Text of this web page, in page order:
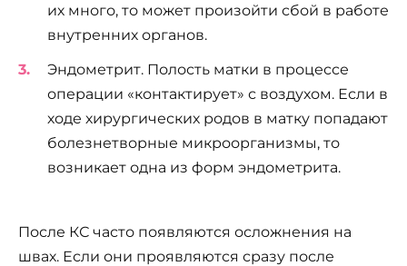
их много, то может произойти сбой в работе
внутренних органов.
Эндометрит. Полость матки в процессе
операции «контактирует» с воздухом. Если в
ходе хирургических родов в матку попадают
болезнетворные микроорганизмы, то
возникает одна из форм эндометрита.
После КС часто появляются осложнения на
швах. Если они проявляются сразу после